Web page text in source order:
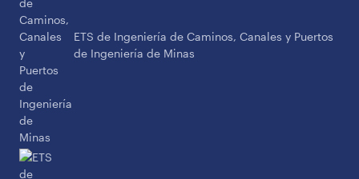
ETS de Ingeniería de Caminos, Canales y Puertos
de Ingeniería de Minas